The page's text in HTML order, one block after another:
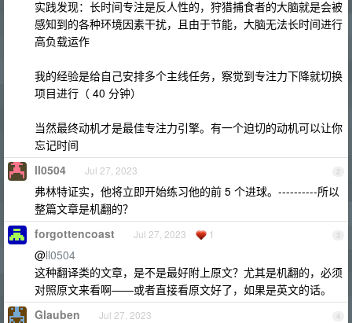
实践发现：长时间专注是反人性的，狩猎捕食者的大脑就是会被
感知到的各种环境因素干扰，且由于节能，大脑无法长时间进行
高负载运作
我的经验是给自己安排多个主线任务，察觉到专注力下降就切换
项目进行（ 40 分钟）
当然最终动机才是最佳专注力引擎。有一个迫切的动机可以让你
忘记时间
2
ll0504 Jul 27, 2023
弗林特证实，他将立即开始练习他的前 5 个进球。----------所以
整篇文章是机翻的？
3
forgottencoast Jul 27, 2023 1
@ll0504
这种翻译类的文章，是不是最好附上原文？尤其是机翻的，必须
对照原文来看啊——或者直接看原文好了，如果是英文的话。
4
Glauben Jul 27, 2023